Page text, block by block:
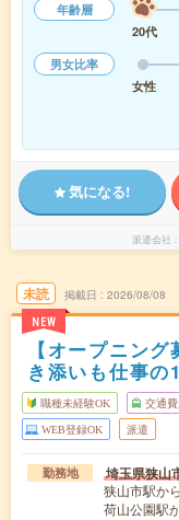
年齢層
20代
男女比率
女性
気になる!
派遣会社
未読
NEW
掲載日 2026/08/08
【オープニン
き添いも仕事の
職種未経験OK 交通
WEB登録OK 派遣
勤務地 埼玉県狭山
狭山市駅か
荷山公園駅